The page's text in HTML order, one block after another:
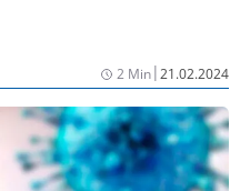
2 Min|21.02.2024